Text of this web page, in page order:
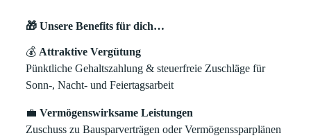
🎁 Unsere Benefits für dich…
💰 Attraktive Vergütung
Pünktliche Gehaltszahlung & steuerfreie Zuschläge für
Sonn-, Nacht- und Feiertagsarbeit
💼 Vermögenswirksame Leistungen
Zuschuss zu Bausparverträgen oder Vermögenssparplänen